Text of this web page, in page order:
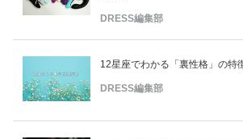
カルチャー/エンタメ
DRESS編集部
12星座でわかる「裏性格」の特
DRESS編集部